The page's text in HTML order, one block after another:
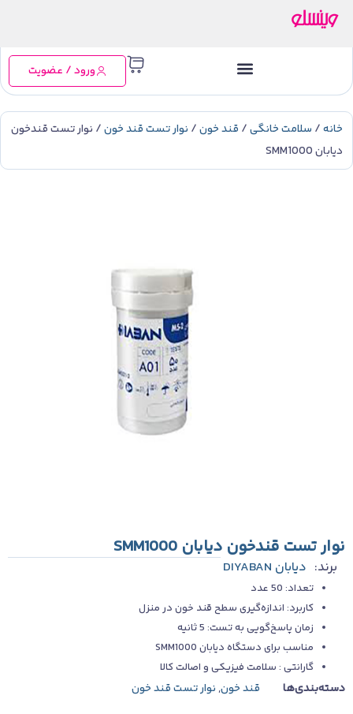
ورود / عضویت
خانه/ سلامت خانگی/ قند خون/ نوار تست قند خون/ نوار تست قندخون
دیابان SMM1000
نوار تست قندخون دیابان SMM1000
برند: دیابان DIYABAN
تعداد: 50 عدد
کاربرد: اندازه‌گیری سطح قند خون در منزل
زمان پاسخ‌گویی به تست: 5 ثانیه
مناسب برای دستگاه دیابان SMM1000
گارانتی : سلامت فیزیکی و اصالت کالا
دسته‌بندی‌ها قند خون,نوار تست قند خون